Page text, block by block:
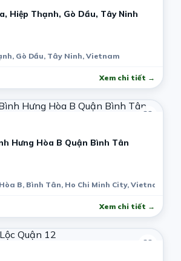
Hiệp Thạnh, Gò Dầu, Tây Ninh
Gò Dầu, Tây Ninh, Vietnam
Xem chi tiết →
Hưng Hòa B Quận Bình Tân
B, Bình Tân, Ho Chi Minh City, Vietnam
Xem chi tiết →